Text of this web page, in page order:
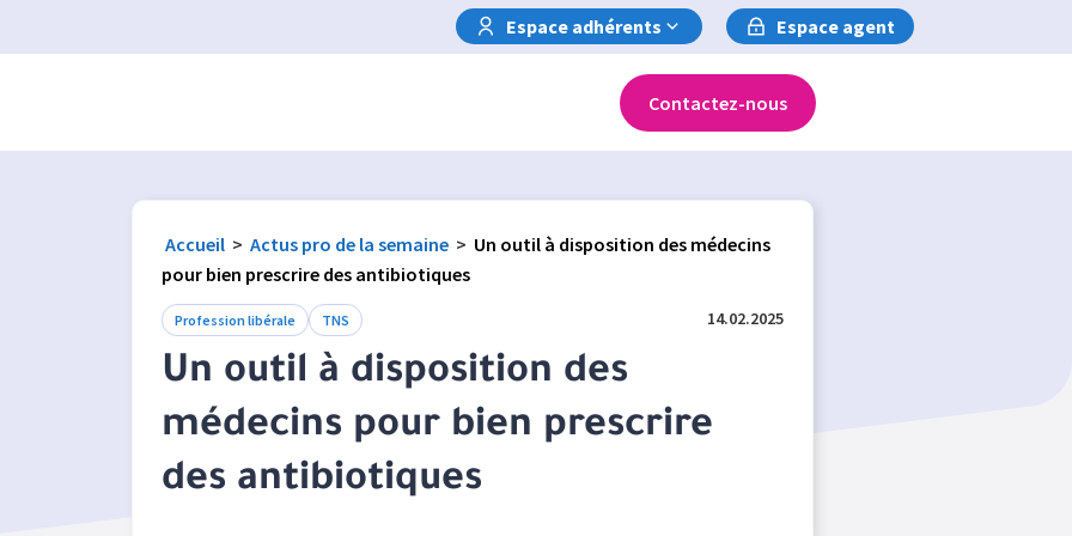
Espace adhérents
Espace agent
Contactez-nous
Accueil > Actus pro de la semaine > Un outil à disposition des médecins
pour bien prescrire des antibiotiques
Profession libérale TNS 14.02.2025
Un outil à disposition des
médecins pour bien prescrire
des antibiotiques